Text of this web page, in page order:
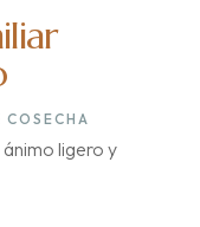
COSECHA
ligero y